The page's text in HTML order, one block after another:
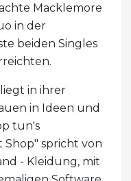
Macklemore
in der
beiden Singles
liegt in ihrer
in Ideen und
tun's
spricht von
- Kleidung, mit